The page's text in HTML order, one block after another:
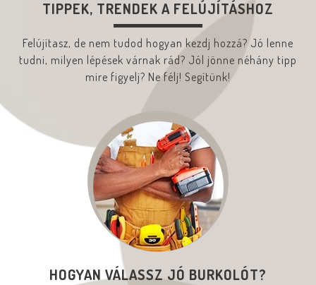
TIPPEK, TRENDEK A FELÚJÍTÁSHOZ
Felújítasz, de nem tudod hogyan kezdj hozzá? Jó lenne
tudni, milyen lépések várnak rád? Jól jönne néhány tipp
mire figyelj? Ne félj! Segítünk!
HOGYAN VÁLASSZ JÓ BURKOLÓT?